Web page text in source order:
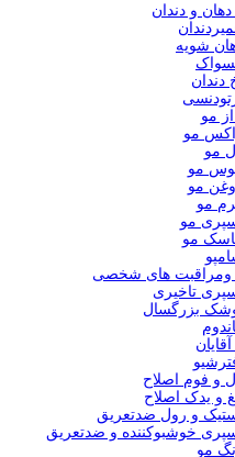
و دندان
شویه
دندان
مو
مو
مو
مو
مو
مو
مو
مو
ومراقبت های شخصی
تاخیری
بزرگسال
و فوم اصلاح
و یدک اصلاح
و رول ضدتعریق
خوشبوکننده و ضدتعریق
مو